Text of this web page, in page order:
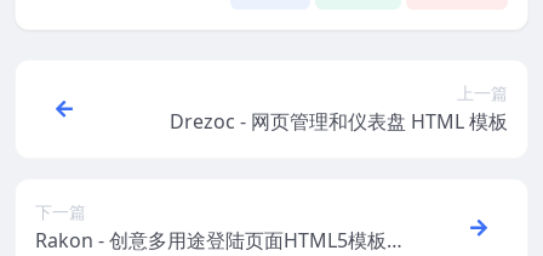
上一篇
Drezoc - 网页管理和仪表盘 HTML 模板
下一篇
Rakon - 创意多用途登陆页面HTML5模板套